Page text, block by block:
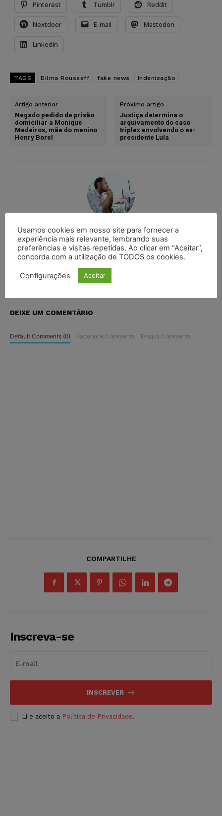
Pinterest Tumblr Reddit
Nextdoor E-mail Mastodon
LinkedIn
TAGS Dilma Rousseff fake news Indenização
Artigo anterior
Negado pedido de prisão
domiciliar a Monique
Medeiros, mãe do menino
Henry Borel
Próximo artigo
Justiça determina o
arquivamento do caso
triplex envolvendo o ex-
presidente Lula
Ricardo Krusty
Comunicador social com formação em jornalismo e
radialismo, pós-graduado em cinema pela
Universidade Federal do Rio Grande do Norte (UFRN).
DEIXE UM COMENTÁRIO
Default Comments (0) Facebook Comments Disqus Comments
COMPARTILHE
Inscreva-se
INSCREVER
Li e aceito a Política de Privacidade.
Usamos cookies em nosso site para fornecer a
experiência mais relevante, lembrando suas
preferências e visitas repetidas. Ao clicar em “Aceitar”,
concorda com a utilização de TODOS os cookies.
Configurações Aceitar